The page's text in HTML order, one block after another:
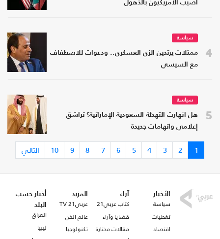
أصيب الأمريكيون بالذهول
4
سياسة
ممثلات يرتدين الزي العسكري.. ودعوات للاصطفاف
مع السيسي
5
سياسة
هل انهارت التهدئة السعودية الإماراتية؟ تراشق
إعلامي واتهامات جديدة
1
2
3
4
5
6
7
8
9
10 التالي
الأخبار
سياسة
تغطيات
اقتصاد
آراء
كتاب عربي21
قضايا وآراء
مقالات مختارة
المزيد
عربي21 TV
عالم الفن
تكنولوجيا
أخبار حسب
البلد
العراق
ليبيا